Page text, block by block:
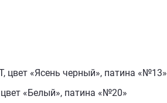
цвет «Ясень черный», патина «№13»
«Белый», патина «№20»